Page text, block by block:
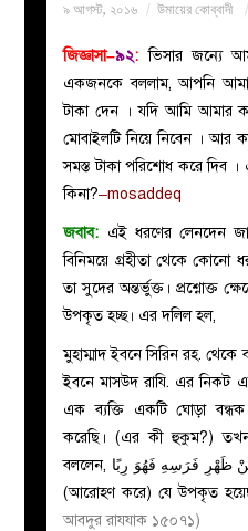
নারীদের
ইসলাহী
মজলিস
প্রশ্ন
করুন
৯ আগস্ট, ২০১৬ উমায়ের কোব্বাদী
জিজ্ঞাসা–৯২: ভিসার জন্যে
একজনকে বললাম, আপনি
টাকা দেন । যদি আমি আমার
মোবাইলটি নিয়ে নিবেন । আর
সমস্ত টাকা পরিশোধ করে দিব
কিনা?–mosaddeq
জবাব: এই ধরণের লেনদেন
বিনিময়ে গ্রহীতা থেকে কোনো
তা সুদের অন্তর্ভুক্ত। প্রশ্নোক্ত
উপকৃত হচ্ছ। এর দলিল হল,
মুহাম্মাদ ইবনে সিরিন রহ. থেকে
ইবনে মাসউদ রাযি. এর নিকট
এক ব্যক্তি একটি ঘোড়া
করেছি। (এর কী হুকুম?) তখন
বললেন, ظَهْرِ فَرَسِهِ فَهُوَ رِبًا
(আরোহণ করে) যে উপকৃত হয়েছ
আবদুর রাযযাক ১৫০৭১)